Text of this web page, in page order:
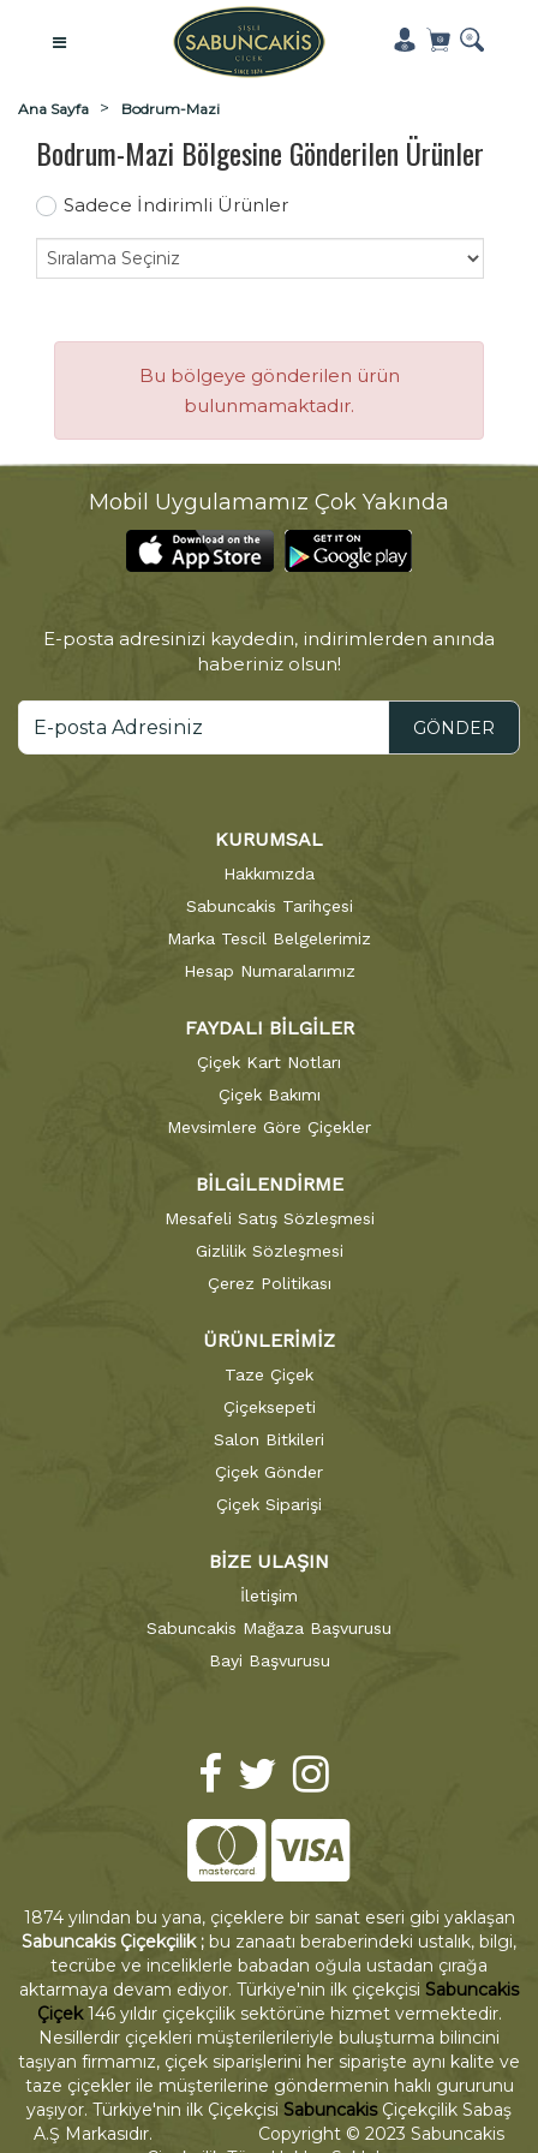
Ana Sayfa Bodrum-Mazi
Bodrum-Mazi Bölgesine Gönderilen Ürünler
Sadece İndirimli Ürünler
Bu bölgeye gönderilen ürün
bulunmamaktadır.
Mobil Uygulamamız Çok Yakında
E-posta adresinizi kaydedin, indirimlerden anında
haberiniz olsun!
GÖNDER
KURUMSAL
Hakkımızda
Sabuncakis Tarihçesi
Marka Tescil Belgelerimiz
Hesap Numaralarımız
FAYDALI BİLGİLER
Çiçek Kart Notları
Çiçek Bakımı
Mevsimlere Göre Çiçekler
BİLGİLENDİRME
Mesafeli Satış Sözleşmesi
Gizlilik Sözleşmesi
Çerez Politikası
ÜRÜNLERİMİZ
Taze Çiçek
Çiçeksepeti
Salon Bitkileri
Çiçek Gönder
Çiçek Siparişi
BİZE ULAŞIN
İletişim
Sabuncakis Mağaza Başvurusu
Bayi Başvurusu
1874 yılından bu yana, çiçeklere bir sanat eseri gibi yaklaşan
Sabuncakis Çiçekçilik ; bu zanaatı beraberindeki ustalık, bilgi,
tecrübe ve inceliklerle babadan oğula ustadan çırağa
aktarmaya devam ediyor. Türkiye'nin ilk çiçekçisi Sabuncakis
Çiçek146 yıldır çiçekçilik sektörüne hizmet vermektedir.
Nesillerdir çiçekleri müşterilerileriyle buluşturma bilincini
taşıyan firmamız, çiçek siparişlerini her siparişte aynı kalite ve
taze çiçekler ile müşterilerine göndermenin haklı gururunu
yaşıyor. Türkiye'nin ilk Çiçekçisi SabuncakisÇiçekçilik Sabaş
A.Ş Markasıdır. Copyright © 2023 Sabuncakis